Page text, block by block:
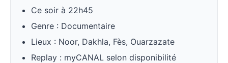
Ce soir à 22h45
Genre : Documentaire
Lieux : Noor, Dakhla, Fès, Ouarzazate
Replay : myCANAL selon disponibilité